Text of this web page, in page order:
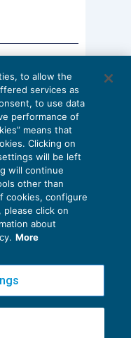
le
S.p.A.v2.32.4
- info@ecnews.it
to allow the
services as
to use data
performance of
means that
Clicking on
will be left
will continue
other than
cookies, configure
click on
about
More